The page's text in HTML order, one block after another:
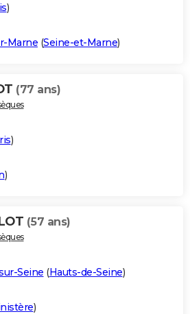
)
Marne (Seine-et-Marne)
(77 ans)
)
)
(57 ans)
Seine (Hauts-de-Seine)
)